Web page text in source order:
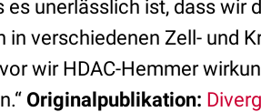
es unerlässlich ist, dass wir
in verschiedenen Zell- und
wir HDAC-Hemmer
Originalpublikation: